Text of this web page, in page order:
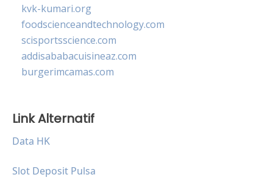
kvk-kumari.org
foodscienceandtechnology.com
scisportsscience.com
addisababacuisineaz.com
burgerimcamas.com
Link Alternatif
Data HK
Slot Deposit Pulsa